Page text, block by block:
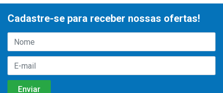
Cadastre-se para receber nossas ofertas!